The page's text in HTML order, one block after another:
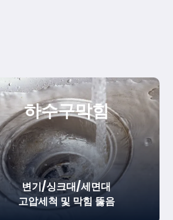
하수구막힘
변기/싱크대/세면대
고압세척 및 막힘 뚫음